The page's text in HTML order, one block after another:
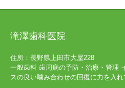
滝澤歯科医院
住所：長野県上田市大屋228
一般歯科 歯周病の予防・治療・管理
スの良い噛み合わせの回復に力を入れ